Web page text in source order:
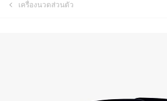
เครื่องนวดส่วนตัว